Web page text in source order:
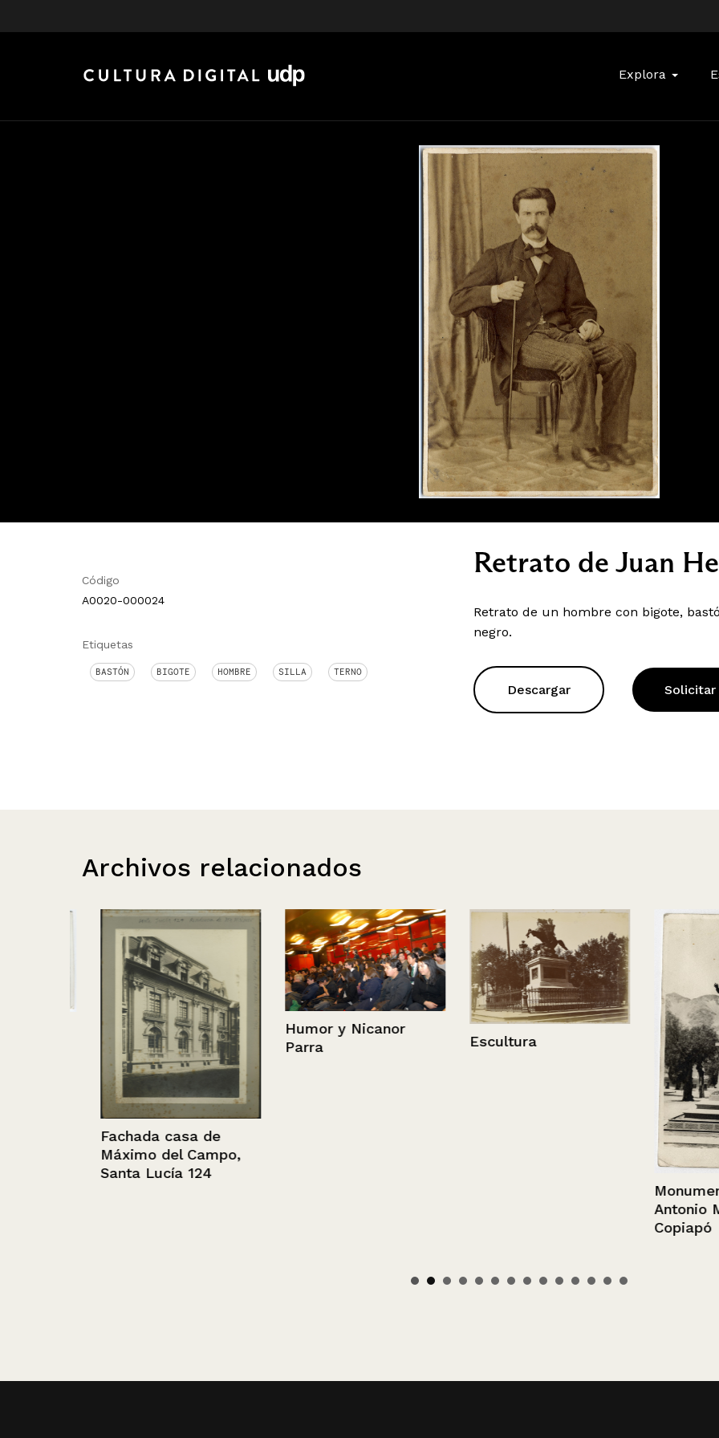
Explora
Código
A0020-000024
Etiquetas
BASTÓN BIGOTE HOMBRE SILLA TERNO
Retrato de Juan
Retrato de un hombre con bigote,
negro.
Descargar Solicitar
Archivos relacionados
Fachada casa de
Máximo del Campo,
Santa Lucía 124
Humor y Nicanor
Parra
Escultura
Monumento
Antonio
Copiapó